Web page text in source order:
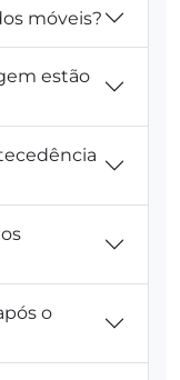
móveis?
estão
o